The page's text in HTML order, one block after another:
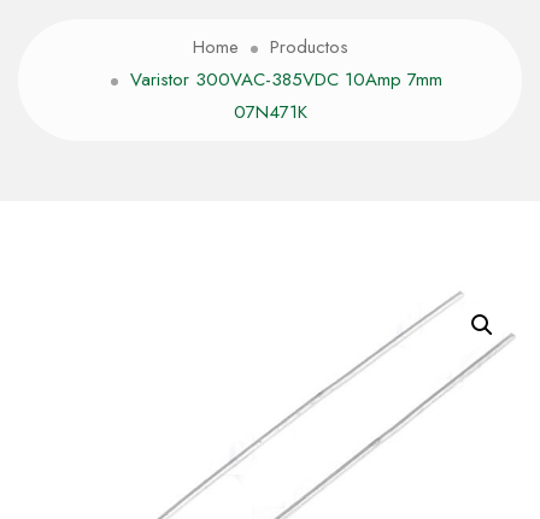
Home
Productos
Varistor 300VAC-385VDC 10Amp 7mm
07N471K